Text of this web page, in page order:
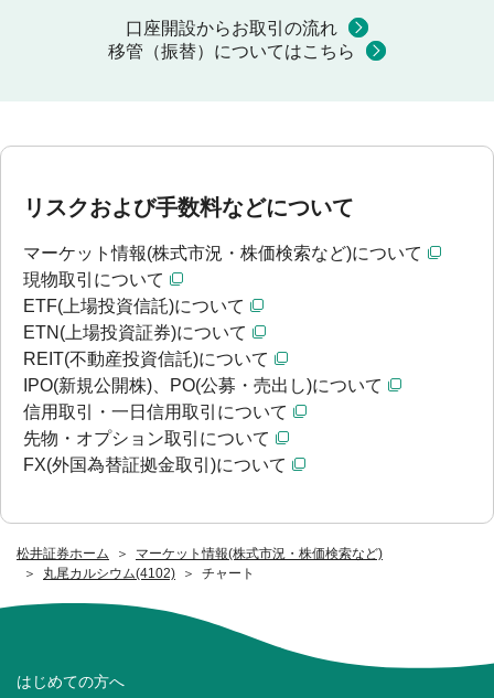
松井証券ホーム
マーケット情報(株式市況・株価検索など)
丸尾カルシウム(4102)
チャート
口座開設からお取引の流れ
移管（振替）についてはこちら
リスクおよび手数料などについて
マーケット情報(株式市況・株価検索など)について
現物取引について
ETF(上場投資信託)について
ETN(上場投資証券)について
REIT(不動産投資信託)について
IPO(新規公開株)、PO(公募・売出し)について
信用取引・一日信用取引について
先物・オプション取引について
FX(外国為替証拠金取引)について
はじめての方へ